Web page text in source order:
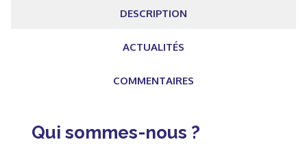
DESCRIPTION
ACTUALITÉS
COMMENTAIRES
Qui sommes-nous ?